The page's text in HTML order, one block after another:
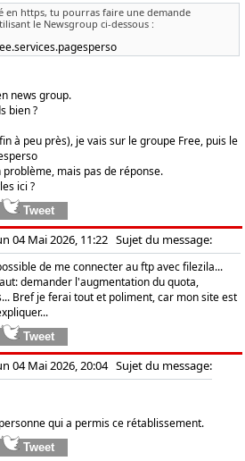
en https, tu pourras faire une demande
le Newsgroup ci-dessous :
news group.
bien ?
à peu près), je vais sur le groupe Free, puis le
mais pas de réponse.
ici ?
04 Mai 2026, 11:22 Sujet du message:
de me connecter au ftp avec filezila...
demander l'augmentation du quota,
Bref je ferai tout et poliment, car mon site est
04 Mai 2026, 20:04Sujet du message:
qui a permis ce rétablissement.